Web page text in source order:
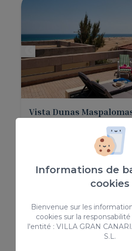
Vista Dunas
Bungalow Casa Verde est situé
promenade que les Dunes de
de belles vues sur la mer et les
toit. 2 chambres pouvant
Depuis
100,00 €/ Nuit
Informations de
cookies
Bienvenue sur les
cookies sur la
l'entité : VILLA GRAN
S.L.